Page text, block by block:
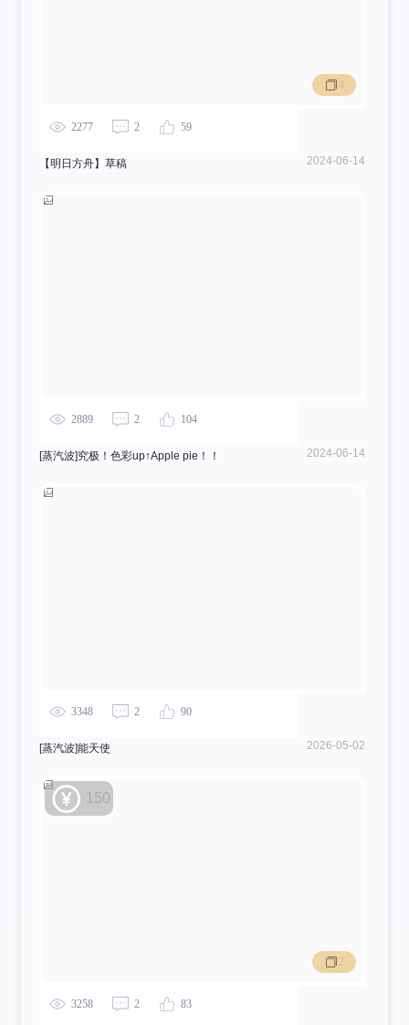
2277 2 59
【明日方舟】草稿 2024-06-14
4
2889 2 104
[蒸汽波]究极！色彩up↑Apple pie！！ 2024-06-14
3348 2 90
[蒸汽波]能天使 2026-05-02
3258 2 83
150
2